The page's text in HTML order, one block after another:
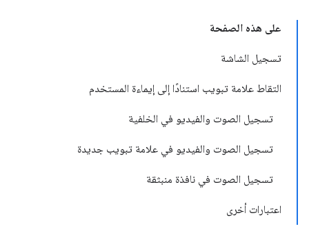
على هذه الصفحة
تسجيل الشاشة
التقاط علامة تبويب استنادًا إلى إيماءة المستخدم
تسجيل الصوت والفيديو في الخلفية
تسجيل الصوت والفيديو في علامة تبويب جديدة
تسجيل الصوت في نافذة منبثقة
اعتبارات أخرى